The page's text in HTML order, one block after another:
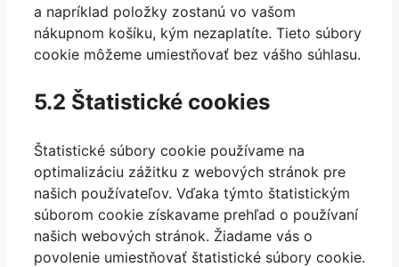
a napríklad položky zostanú vo vašom
nákupnom košíku, kým nezaplatíte. Tieto súbory
cookie môžeme umiestňovať bez vášho súhlasu.
5.2 Štatistické cookies
Štatistické súbory cookie používame na
optimalizáciu zážitku z webových stránok pre
našich používateľov. Vďaka týmto štatistickým
súborom cookie získavame prehľad o používaní
našich webových stránok. Žiadame vás o
povolenie umiestňovať štatistické súbory cookie.